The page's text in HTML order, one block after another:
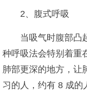
2、腹式呼吸
当吸气时腹部凸
种呼吸法会特别着重
肺部更深的地方，让
习的人，约有 8 成的